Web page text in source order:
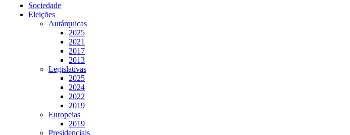
Sociedade
Eleições
Autárquicas
2025
2021
2017
2013
Legislativas
2025
2024
2022
2019
Europeias
2019
Presidenciais